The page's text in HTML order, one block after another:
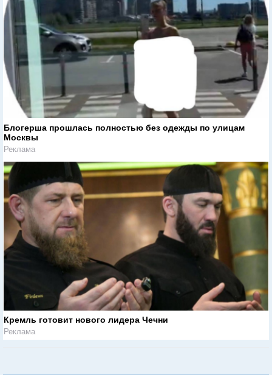
Блогерша прошлась полностью без одежды по улицам
Москвы
Реклама
Кремль готовит нового лидера Чечни
Реклама